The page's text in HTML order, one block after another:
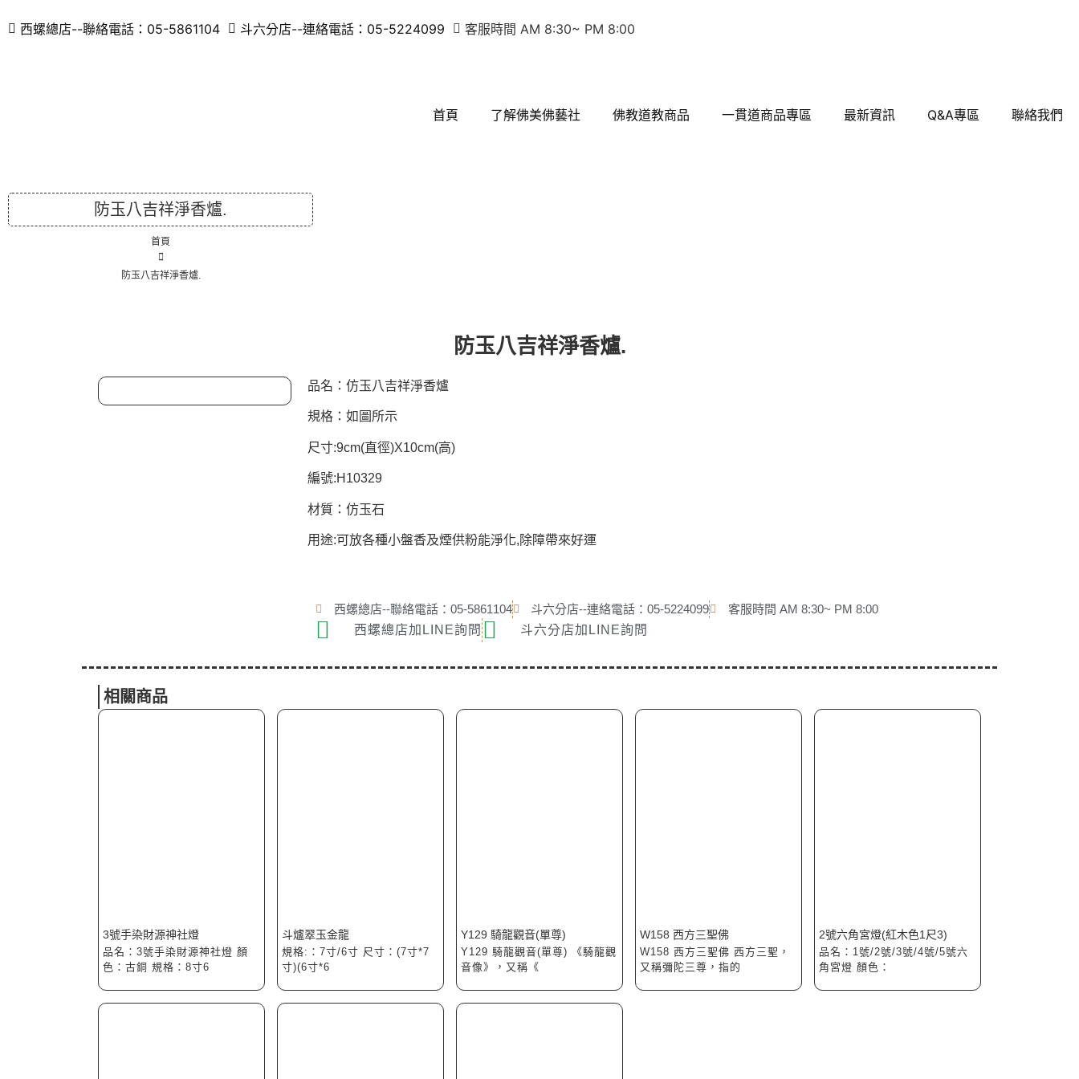
西螺總店--聯絡電話：05-5861104 斗六分店--連絡電話：05-5224099 客服時間 AM 8:30~ PM 8:00
首頁 了解佛美佛藝社 佛教道教商品 一貫道商品專區 最新資訊 Q&A專區 聯絡我們
防玉八吉祥淨香爐.
首頁
防玉八吉祥淨香爐.
防玉八吉祥淨香爐.
品名：仿玉八吉祥淨香爐
規格：如圖所示
尺寸:9cm(直徑)X10cm(高)
編號:H10329
材質：仿玉石
用途:可放各種小盤香及煙供粉能淨化,除障帶來好運
西螺總店--聯絡電話：05-5861104 斗六分店--連絡電話：05-5224099
客服時間 AM 8:30~ PM 8:00
西螺總店加LINE詢問
斗六分店加LINE詢問
相關商品
3號手染財源神社燈
品名：3號手染財源神社燈 顏
色：古銅 規格：8寸6
斗爐翠玉金龍
規格:：7寸/6寸 尺寸：(7寸*7
寸)(6寸*6
Y129 騎龍觀音(單尊)
Y129 騎龍觀音(單尊) 《騎龍觀
音像》，又稱《
W158 西方三聖佛
W158 西方三聖佛 西方三聖，
又稱彌陀三尊，指的
2號六角宮燈(紅木色1尺3)
品名：1號/2號/3號/4號/5號六
角宮燈 顏色：